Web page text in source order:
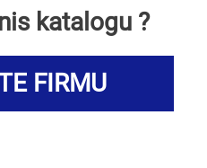
katalogu ?
FIRMU